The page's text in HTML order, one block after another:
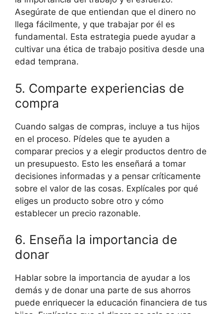
Asegúrate de que entiendan que el dinero no
llega fácilmente, y que trabajar por él es
fundamental. Esta estrategia puede ayudar a
cultivar una ética de trabajo positiva desde una
edad temprana.
5. Comparte experiencias de
compra
Cuando salgas de compras, incluye a tus hijos
en el proceso. Pídeles que te ayuden a
comparar precios y a elegir productos dentro de
un presupuesto. Esto les enseñará a tomar
decisiones informadas y a pensar críticamente
sobre el valor de las cosas. Explícales por qué
eliges un producto sobre otro y cómo
establecer un precio razonable.
6. Enseña la importancia de
donar
Hablar sobre la importancia de ayudar a los
demás y de donar una parte de sus ahorros
puede enriquecer la educación financiera de tus